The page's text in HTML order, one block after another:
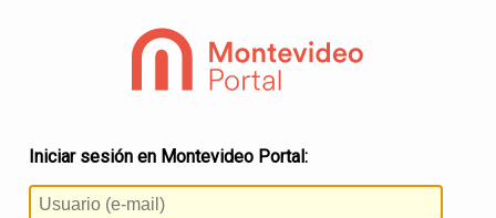
Iniciar sesión en Montevideo Portal: